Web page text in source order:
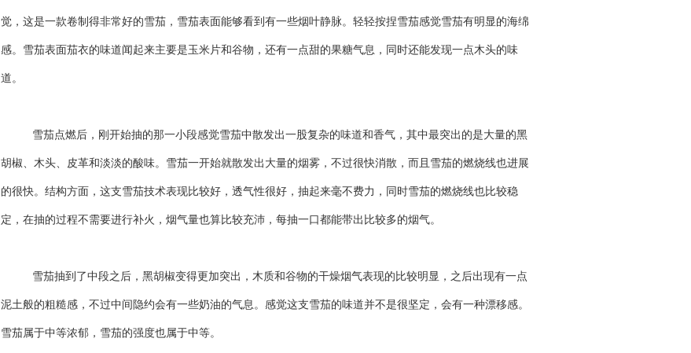
觉，这是一款卷制得非常好的雪茄，雪茄表面能够看到有一些烟叶静脉。轻轻按捏雪茄感觉雪茄有明显的海绵
感。雪茄表面茄衣的味道闻起来主要是玉米片和谷物，还有一点甜的果糖气息，同时还能发现一点木头的味
道。
雪茄点燃后，刚开始抽的那一小段感觉雪茄中散发出一股复杂的味道和香气，其中最突出的是大量的黑
胡椒、木头、皮革和淡淡的酸味。雪茄一开始就散发出大量的烟雾，不过很快消散，而且雪茄的燃烧线也进展
的很快。结构方面，这支雪茄技术表现比较好，透气性很好，抽起来毫不费力，同时雪茄的燃烧线也比较稳
定，在抽的过程不需要进行补火，烟气量也算比较充沛，每抽一口都能带出比较多的烟气。
雪茄抽到了中段之后，黑胡椒变得更加突出，木质和谷物的干燥烟气表现的比较明显，之后出现有一点
泥土般的粗糙感，不过中间隐约会有一些奶油的气息。感觉这支雪茄的味道并不是很坚定，会有一种漂移感。
雪茄属于中等浓郁，雪茄的强度也属于中等。